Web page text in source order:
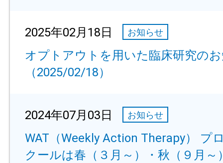
2025年02月18日 お知らせ
オプトアウトを用いた臨床研究の
（2025/02/18）
2024年07月03日 お知らせ
WAT（Weekly Action Therapy）
クールは春（３月～）・秋（９月～